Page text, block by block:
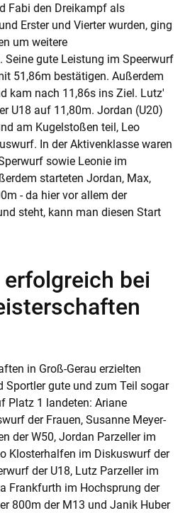
Fabi den Dreikampf als
Erster und Vierter wurden, ging
um weitere
gute Leistung im Speerwurf
51,86m bestätigen. Außerdem
kam nach 11,86s ins Ziel. Lutz'
U18 auf 11,80m. Jordan (U20)
am Kugelstoßen teil, Leo
In der Aktivenklasse waren
sowie Leonie im
starteten Jordan, Max,
- da hier vor allem der
steht, kann man diesen Start
bei
in Groß-Gerau erzielten
Sportler gute und zum Teil sogar
Platz 1 landeten: Ariane
der Frauen, Susanne Meyer-
der W50, Jordan Parzeller im
Klosterhalfen im Diskuswurf der
der U18, Lutz Parzeller im
Frankfurth im Hochsprung der
800m der M13 und Janik Huber